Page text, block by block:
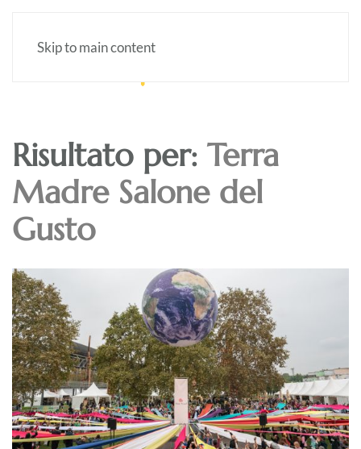
Skip to main content
Risultato per: Terra
Madre Salone del
Gusto